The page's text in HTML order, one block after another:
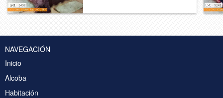
NAVEGACIÓN
Inicio
Alcoba
Habitación